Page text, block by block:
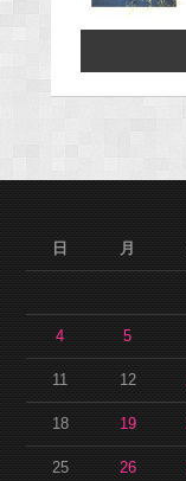
日
月
4 5
11 12
18 19
25 26